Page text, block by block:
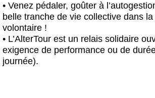
• Venez pédaler, goûter à
belle tranche de vie collective dans
volontaire !
• L’AlterTour est un relais solidaire
exigence de performance ou de
journée).